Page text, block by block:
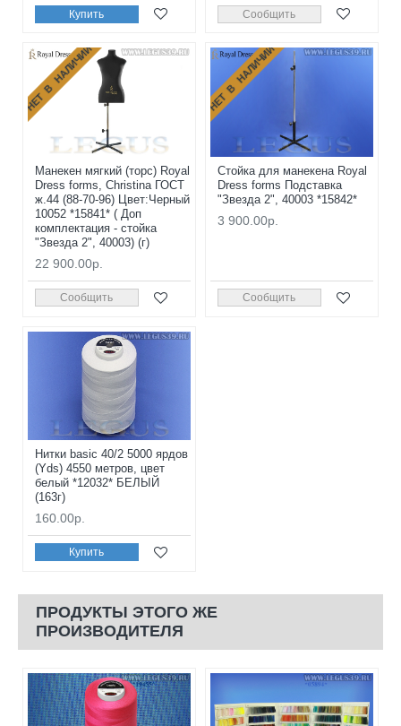
Купить Сообщить
НЕТ В НАЛИЧИИ
Манекен мягкий (торс) Royal
Dress forms, Christina ГОСТ
ж.44 (88-70-96) Цвет:Черный
10052 *15841* ( Доп
комплектация - стойка
"Звезда 2", 40003) (г)
22 900.00р.
Сообщить
НЕТ В НАЛИЧИИ
Стойка для манекена Royal
Dress forms Подставка
"Звезда 2", 40003 *15842*
3 900.00р.
Сообщить
Нитки basic 40/2 5000 ярдов
(Yds) 4550 метров, цвет
белый *12032* БЕЛЫЙ
(163г)
160.00р.
Купить
ПРОДУКТЫ ЭТОГО ЖЕ
ПРОИЗВОДИТЕЛЯ